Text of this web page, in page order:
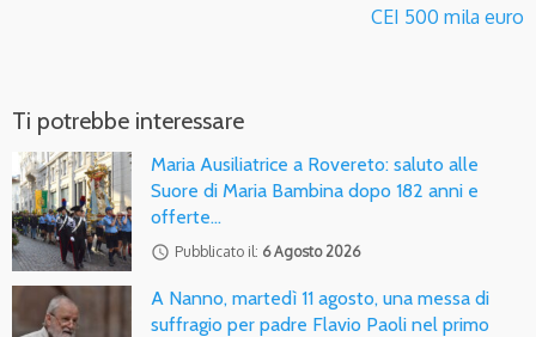
CEI 500 mila euro
Ti potrebbe interessare
Maria Ausiliatrice a Rovereto: saluto alle
Suore di Maria Bambina dopo 182 anni e
offerte…
access_time Pubblicato il: 6 Agosto 2026
A Nanno, martedì 11 agosto, una messa di
suffragio per padre Flavio Paoli nel primo